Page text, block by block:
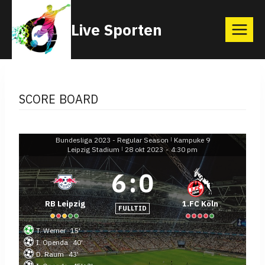
content
Live Sporten
SCORE BOARD
Bundesliga 2023 - Regular Season | Kampuke 9
Leipzig Stadium | 28 okt 2023 - 4:30 pm
RB Leipzig
6:0
FULLTID 1.FC Köln
T. Werner 15'
I. Openda 40'
D. Raum 43'